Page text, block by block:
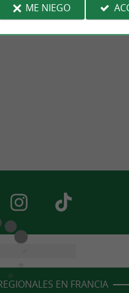
EN FRANCIA
ME NIEGO